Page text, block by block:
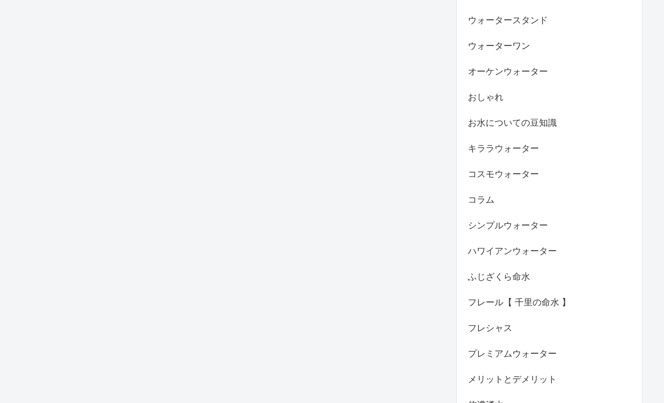
ウォータースタンド
ウォーターワン
オーケンウォーター
おしゃれ
お水についての豆知識
キララウォーター
コスモウォーター
コラム
シンプルウォーター
ハワイアンウォーター
ふじざくら命水
フレール【 千里の命水 】
フレシャス
プレミアムウォーター
メリットとデメリット